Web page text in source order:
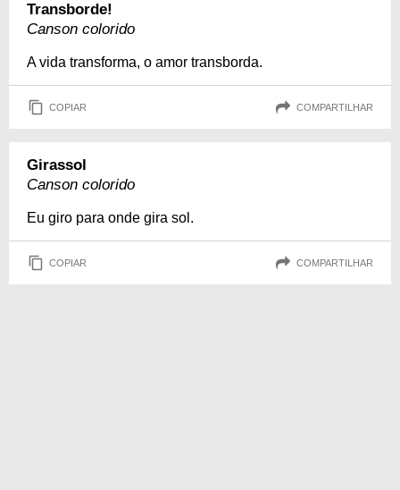
Transborde!
Canson colorido
A vida transforma, o amor transborda.
COPIAR COMPARTILHAR
Girassol
Canson colorido
Eu giro para onde gira sol.
COPIAR COMPARTILHAR